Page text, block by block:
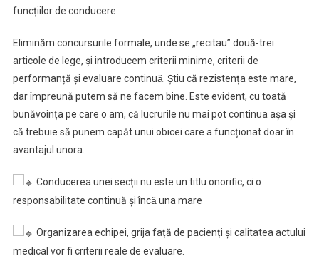
funcțiilor de conducere.
Eliminăm concursurile formale, unde se „recitau” două-trei
articole de lege, și introducem criterii minime, criterii de
performanță și evaluare continuǎ. Știu că rezistența este mare,
dar împreună putem să ne facem bine. Este evident, cu toată
bunăvoința pe care o am, că lucrurile nu mai pot continua așa și
că trebuie să punem capăt unui obicei care a funcționat doar în
avantajul unora.
Conducerea unei secții nu este un titlu onorific, ci o
responsabilitate continuă și încǎ una mare
Organizarea echipei, grija față de pacienți și calitatea actului
medical vor fi criterii reale de evaluare.